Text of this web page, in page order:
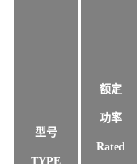
型号
TYPE
额定
功率
Rated